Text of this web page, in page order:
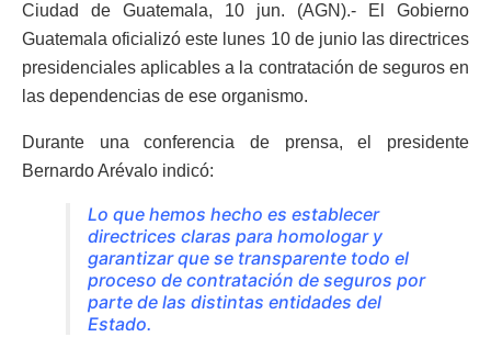
Ciudad de Guatemala, 10 jun. (AGN).- El Gobierno
Guatemala oficializó este lunes 10 de junio las directrices
presidenciales aplicables a la contratación de seguros en
las dependencias de ese organismo.
Durante una conferencia de prensa, el presidente
Bernardo Arévalo indicó:
Lo que hemos hecho es establecer
directrices claras para homologar y
garantizar que se transparente todo el
proceso de contratación de seguros por
parte de las distintas entidades del
Estado.